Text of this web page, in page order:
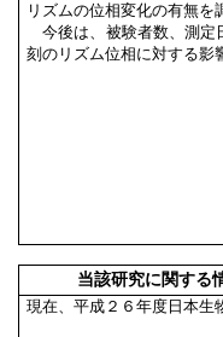
リズムの位相変化の有無を
今後は、被験者数、測定
刻のリズム位相に対する影
当該研究に関する
現在、平成２６年度日本生